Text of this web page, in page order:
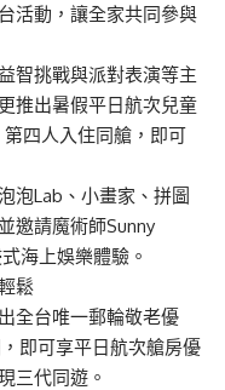
活動，讓全家共同參與
智挑戰與派對表演等主
推出暑假平日航次兒童
四人入住同艙，即可
泡Lab、小畫家、拼圖
邀請魔術師Sunny
海上娛樂體驗。
鬆
全台唯一郵輪敬老優
即可享平日航次艙房優
三代同遊。